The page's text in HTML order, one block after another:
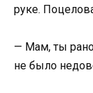
руке.
— Мам, ты
не было